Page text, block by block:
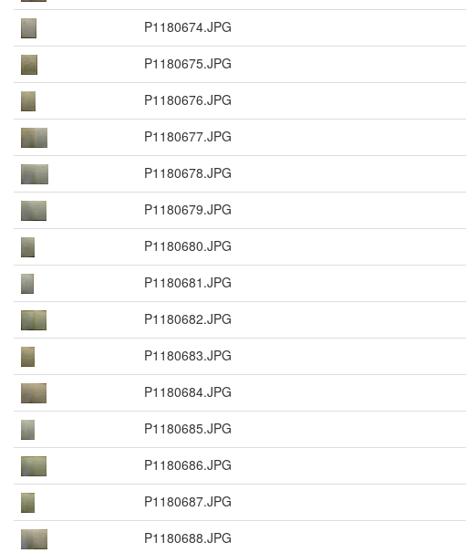
P1180674.JPG
P1180675.JPG
P1180676.JPG
P1180677.JPG
P1180678.JPG
P1180679.JPG
P1180680.JPG
P1180681.JPG
P1180682.JPG
P1180683.JPG
P1180684.JPG
P1180685.JPG
P1180686.JPG
P1180687.JPG
P1180688.JPG